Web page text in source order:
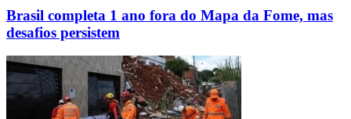
Brasil completa 1 ano fora do Mapa da Fome, mas
desafios persistem